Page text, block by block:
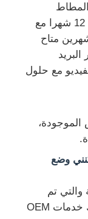
المطاط
البلاستيكي. كل آلة تتضمن ضمان لمدة 12 شهرا مع
متاح
مع حلول
الموجودة،
وضع
تم
تخصيصها وفقًا لمتطلباتك ، بما في ذلك خدمات OEM